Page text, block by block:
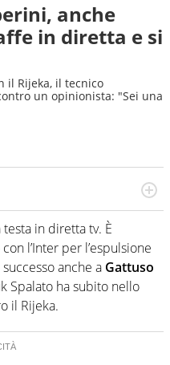
anche
in diretta e si
il Rijeka, il tecnico
un opinionista: "Sei una
campo per vivere ogni evento
smisurata per il
Il pallone è una cosa
in diretta tv. È
l’Inter per l’espulsione
anche a Gattuso
Spalato ha subito nello
il Rijeka.